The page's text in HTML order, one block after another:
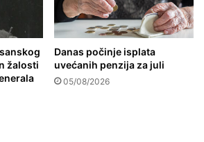
žalosti
Danas počinje isplata
uvećanih penzija za juli
05/08/2026